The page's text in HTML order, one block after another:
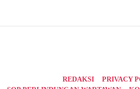
REDAKSI
PRIVACY